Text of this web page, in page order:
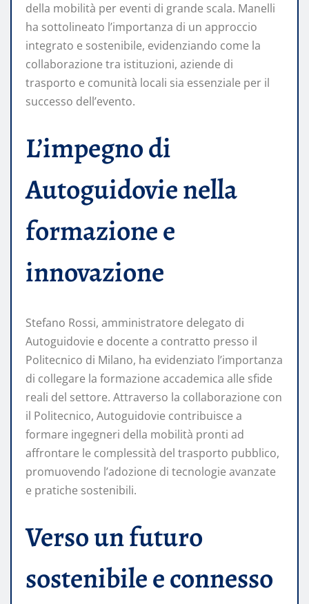
della mobilità per eventi di grande scala. Manelli
ha sottolineato l’importanza di un approccio
integrato e sostenibile, evidenziando come la
collaborazione tra istituzioni, aziende di
trasporto e comunità locali sia essenziale per il
successo dell’evento.​
L’impegno di
Autoguidovie nella
formazione e
innovazione
Stefano Rossi, amministratore delegato di
Autoguidovie e docente a contratto presso il
Politecnico di Milano, ha evidenziato l’importanza
di collegare la formazione accademica alle sfide
reali del settore. Attraverso la collaborazione con
il Politecnico, Autoguidovie contribuisce a
formare ingegneri della mobilità pronti ad
affrontare le complessità del trasporto pubblico,
promuovendo l’adozione di tecnologie avanzate
e pratiche sostenibili.​
Verso un futuro
sostenibile e connesso